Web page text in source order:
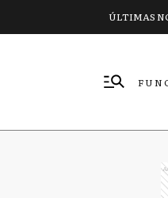
ÚLTIMAS